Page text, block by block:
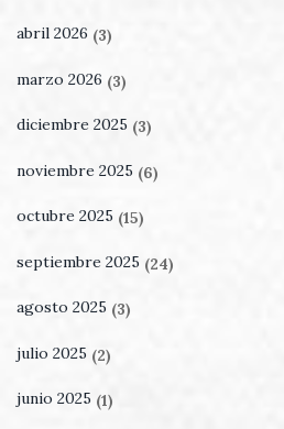
abril 2026 (3)
marzo 2026 (3)
diciembre 2025 (3)
noviembre 2025 (6)
octubre 2025 (15)
septiembre 2025 (24)
agosto 2025 (3)
julio 2025 (2)
junio 2025 (1)